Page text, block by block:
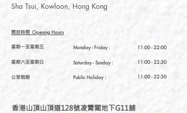
11:00 - 22:00
11:00 - 22:30
11:00 - 22:30
Sha Tsui, Kowloon, Hong Kong
開放時間 Opening Hours
星期一至星期五
星期六至星期日
公眾假期
Monday - Friday :
Saturday- Sunday :
Public Holiday :
香港山頂山頂道128號凌霄閣地下G11舖